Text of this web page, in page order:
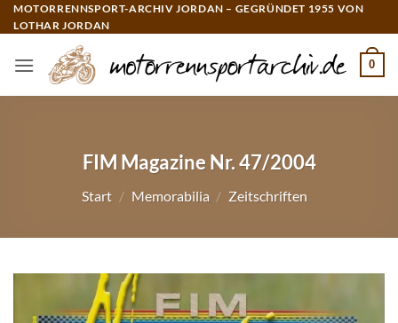
Zum
Inhalt
MOTORRENNSPORT-ARCHIV JORDAN – GEGRÜNDET 1955 VON
LOTHAR JORDAN
0
FIM Magazine Nr. 47/2004
Start / Memorabilia / Zeitschriften